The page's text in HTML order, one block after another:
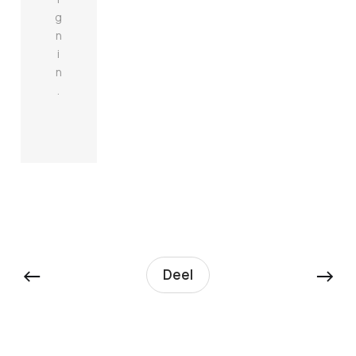
g
n
i
n
.
← Deel →